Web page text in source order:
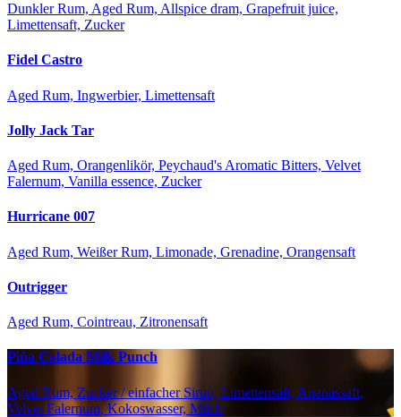
Dunkler Rum, Aged Rum, Allspice dram, Grapefruit juice,
Limettensaft, Zucker
Fidel Castro
Aged Rum, Ingwerbier, Limettensaft
Jolly Jack Tar
Aged Rum, Orangenlikör, Peychaud's Aromatic Bitters, Velvet
Falernum, Vanilla essence, Zucker
Hurricane 007
Aged Rum, Weißer Rum, Limonade, Grenadine, Orangensaft
Outrigger
Aged Rum, Cointreau, Zitronensaft
Piña Colada Milk Punch
Aged Rum, Zucker / einfacher Sirup, Limettensaft, Ananassaft,
Velvet Falernum, Kokoswasser, Milch